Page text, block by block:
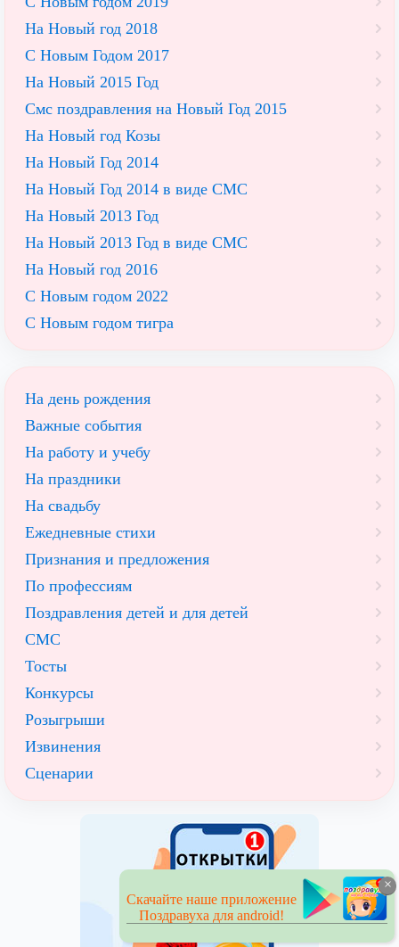
На Новый год 2018
С Новым Годом 2017
На Новый 2015 Год
Смс поздравления на Новый Год 2015
На Новый год Козы
На Новый Год 2014
На Новый Год 2014 в виде СМС
На Новый 2013 Год
На Новый 2013 Год в виде СМС
На Новый год 2016
С Новым годом 2022
С Новым годом тигра
На день рождения
Важные события
На работу и учебу
На праздники
На свадьбу
Ежедневные стихи
Признания и предложения
По профессиям
Поздравления детей и для детей
СМС
Тосты
Конкурсы
Розыгрыши
Извинения
Сценарии
×
Скачайте наше приложение
Поздравуха для android!